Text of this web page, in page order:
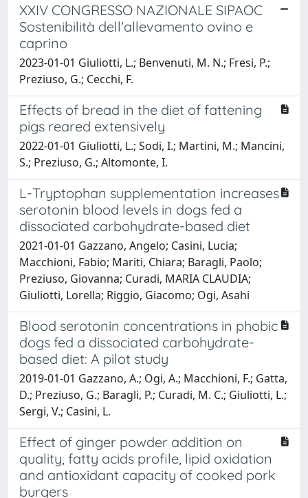
XXIV CONGRESSO NAZIONALE SIPAOC
Sostenibilità dell'allevamento ovino e
caprino
2023-01-01 Giuliotti, L.; Benvenuti, M. N.; Fresi, P.;
Preziuso, G.; Cecchi, F.
Effects of bread in the diet of fattening
pigs reared extensively
2022-01-01 Giuliotti, L.; Sodi, I.; Martini, M.; Mancini,
S.; Preziuso, G.; Altomonte, I.
L-Tryptophan supplementation increases
serotonin blood levels in dogs fed a
dissociated carbohydrate-based diet
2021-01-01 Gazzano, Angelo; Casini, Lucia;
Macchioni, Fabio; Mariti, Chiara; Baragli, Paolo;
Preziuso, Giovanna; Curadi, MARIA CLAUDIA;
Giuliotti, Lorella; Riggio, Giacomo; Ogi, Asahi
Blood serotonin concentrations in phobic
dogs fed a dissociated carbohydrate-
based diet: A pilot study
2019-01-01 Gazzano, A.; Ogi, A.; Macchioni, F.; Gatta,
D.; Preziuso, G.; Baragli, P.; Curadi, M. C.; Giuliotti, L.;
Sergi, V.; Casini, L.
Effect of ginger powder addition on
quality, fatty acids profile, lipid oxidation
and antioxidant capacity of cooked pork
burgers